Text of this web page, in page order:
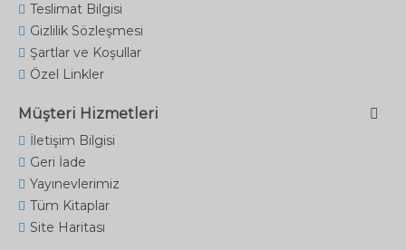
Teslimat Bilgisi
Gizlilik Sözleşmesi
Şartlar ve Koşullar
Özel Linkler
Müşteri Hizmetleri
İletişim Bilgisi
Geri İade
Yayınevlerimiz
Tüm Kitaplar
Site Haritası